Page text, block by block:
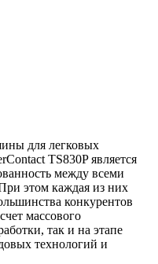
для легковых
TS830P является
между всеми
этом каждая из них
конкурентов
массового
так и на этапе
технологий и